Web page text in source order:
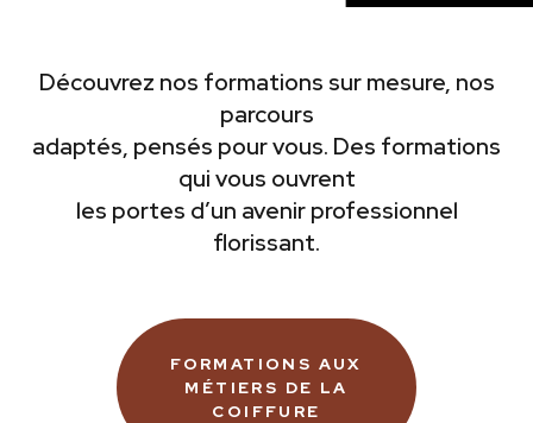
Découvrez nos formations sur mesure, nos
parcours
adaptés, pensés pour vous. Des formations
qui vous ouvrent
les portes d’un avenir professionnel
florissant.
FORMATIONS AUX
MÉTIERS DE LA
COIFFURE